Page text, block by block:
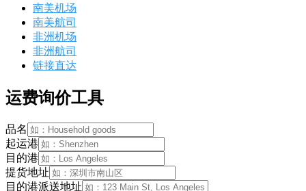
南美机场
南美航司
非洲机场
非洲航司
链接直达
运费询价工具
品名
起运港
目的港
提货地址
目的港派送地址